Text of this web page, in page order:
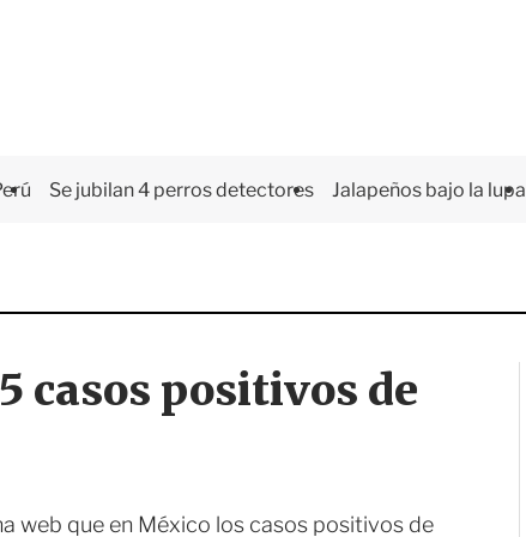
Se jubilan 4 perros detectores Jalapeños bajo la lupa
casos positivos de
web que en México los casos positivos de